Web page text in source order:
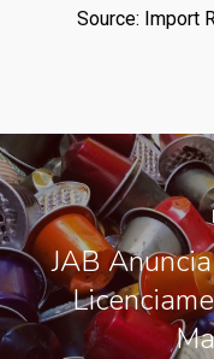
Source: Import
JAB